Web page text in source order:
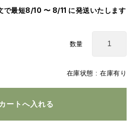
在庫状態 : 在庫有り
最短8/10 〜 8/11 に発送いたします
数量